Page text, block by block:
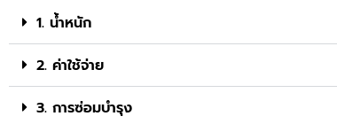
1. น้ำหนัก
2. ค่าใช้จ่าย
3. การซ่อมบำรุง